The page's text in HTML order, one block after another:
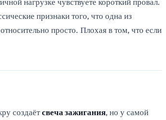
признаки того, что одна из
просто. Плохая в том, что если
создаётсвеча зажигания, но у самой